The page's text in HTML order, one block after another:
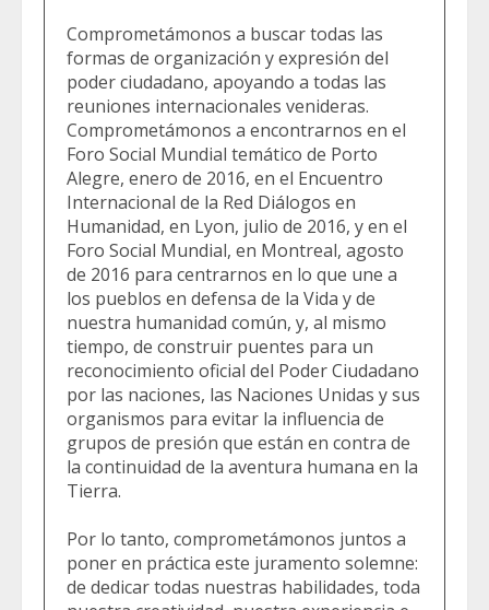
Comprometámonos a buscar todas las
formas de organización y expresión del
poder ciudadano, apoyando a todas las
reuniones internacionales venideras.
Comprometámonos a encontrarnos en el
Foro Social Mundial temático de Porto
Alegre, enero de 2016, en el Encuentro
Internacional de la Red Diálogos en
Humanidad, en Lyon, julio de 2016, y en el
Foro Social Mundial, en Montreal, agosto
de 2016 para centrarnos en lo que une a
los pueblos en defensa de la Vida y de
nuestra humanidad común, y, al mismo
tiempo, de construir puentes para un
reconocimiento oficial del Poder Ciudadano
por las naciones, las Naciones Unidas y sus
organismos para evitar la influencia de
grupos de presión que están en contra de
la continuidad de la aventura humana en la
Tierra.
Por lo tanto, comprometámonos juntos a
poner en práctica este juramento solemne:
de dedicar todas nuestras habilidades, toda